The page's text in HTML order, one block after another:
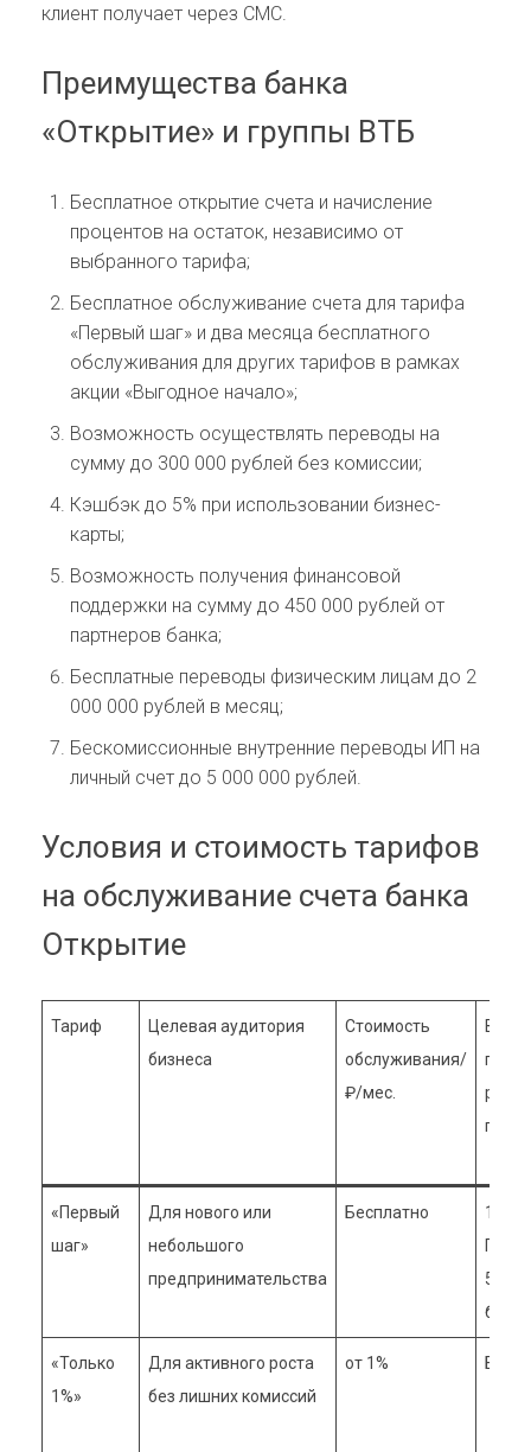
клиент получает через СМС.
Преимущества банка
«Открытие» и группы ВТБ
Бесплатное открытие счета и начисление
процентов на остаток, независимо от
выбранного тарифа;
Бесплатное обслуживание счета для тарифа
«Первый шаг» и два месяца бесплатного
обслуживания для других тарифов в рамках
акции «Выгодное начало»;
Возможность осуществлять переводы на
сумму до 300 000 рублей без комиссии;
Кэшбэк до 5% при использовании бизнес-
карты;
Возможность получения финансовой
поддержки на сумму до 450 000 рублей от
партнеров банка;
Бесплатные переводы физическим лицам до 2
000 000 рублей в месяц;
Бескомиссионные внутренние переводы ИП на
личный счет до 5 000 000 рублей.
Условия и стоимость тарифов
на обслуживание счета банка
Открытие
Тариф
Целевая аудитория
бизнеса
Стоимость
обслуживания/
₽/мес.
руб.
«Первый
шаг»
Для нового или
небольшого
предпринимательства
Бесплатно
150 ₽
5 —
«Только
1%»
Для активного роста
без лишних комиссий
от 1%